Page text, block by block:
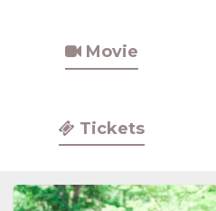
Movie
Tickets